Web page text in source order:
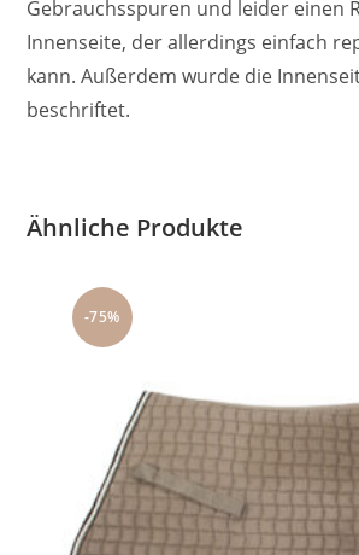
Gebrauchsspuren und leider einen
Innenseite, der allerdings einfach
kann. Außerdem wurde die
beschriftet.
Ähnliche Produkte
-75%